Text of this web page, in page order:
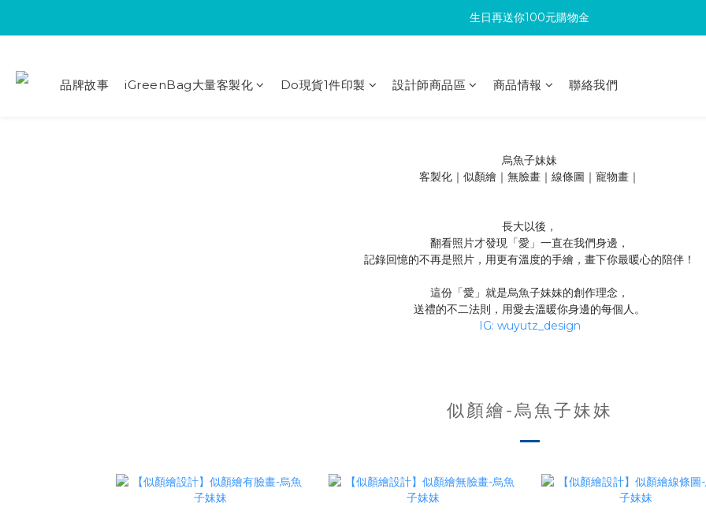
滿300回饋10%購物金
生日再送你100元購物金
滿300回饋10%購物金
品牌故事 iGreenBag大量客製化 Do現貨1件印製 設計師商品區 商品情報 聯絡我們
烏魚子妹妹
客製化｜似顏繪｜無臉畫｜線條圖｜寵物畫｜
長大以後，
翻看照片才發現「愛」一直在我們身邊，
記錄回憶的不再是照片，用更有溫度的手繪，畫下你最暖心的陪伴！
這份「愛」就是烏魚子妹妹的創作理念，
送禮的不二法則，用愛去溫暖你身邊的每個人。
IG: wuyutz_design
似顏繪-烏魚子妹妹